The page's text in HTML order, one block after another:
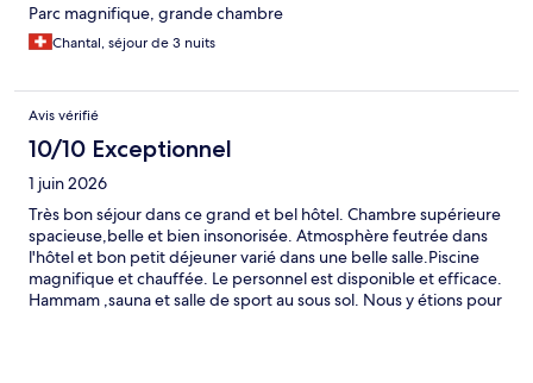
Parc magnifique, grande chambre
Chantal, séjour de 3 nuits
Avis vérifié
10/10 Exceptionnel
1 juin 2026
Très bon séjour dans ce grand et bel hôtel. Chambre supérieure
spacieuse,belle et bien insonorisée. Atmosphère feutrée dans
l'hôtel et bon petit déjeuner varié dans une belle salle.Piscine
magnifique et chauffée. Le personnel est disponible et efficace.
Hammam ,sauna et salle de sport au sous sol. Nous y étions pour